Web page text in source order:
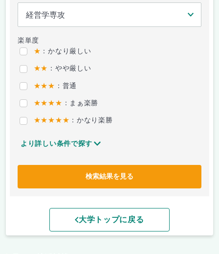
楽単度
★ ：かなり厳しい
★★ ：やや厳しい
★★★ ：普通
★★★★ ：まぁ楽勝
★★★★★ ：かなり楽勝
より詳しい条件で探す
検索結果を見る
大学トップに戻る